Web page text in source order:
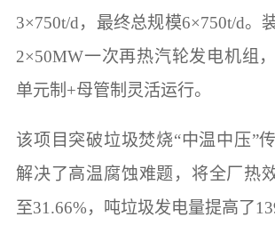
3×750t/d，最终总规模6×750t/d。
2×50MW一次再热汽轮发电机组
单元制+母管制灵活运行。
该项目突破垃圾焚烧“中温中压”
解决了高温腐蚀难题，将全厂热
至31.66%，吨垃圾发电量提高了